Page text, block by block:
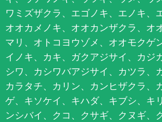
ワミズザクラ、エゴノキ、エノキ、
オオカメノキ、オオカンザクラ、オ
マリ、オトコヨウゾメ、オオモクゲ
イノキ、カキ、ガクアジサイ、カジ
シワ、カシワバアジサイ、カツラ、
カラタチ、カリン、カンヒザクラ、
ゲ、キソケイ、キハダ、キブシ、キ
ンシバイ、クコ、クサギ、クヌギ、